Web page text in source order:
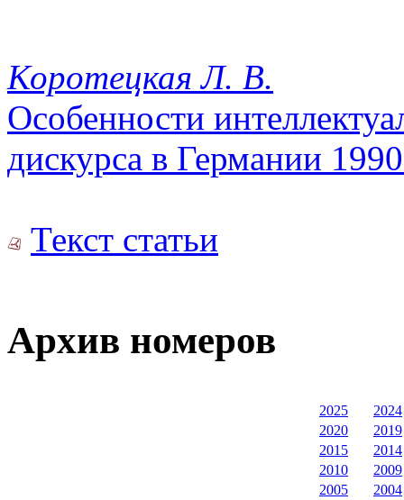
Коротецкая Л. В.
Особенности
дискурса в Германии
Текст статьи
Архив номеров
2025
2024
2020
2019
2015
2014
2010
2009
2005
2004